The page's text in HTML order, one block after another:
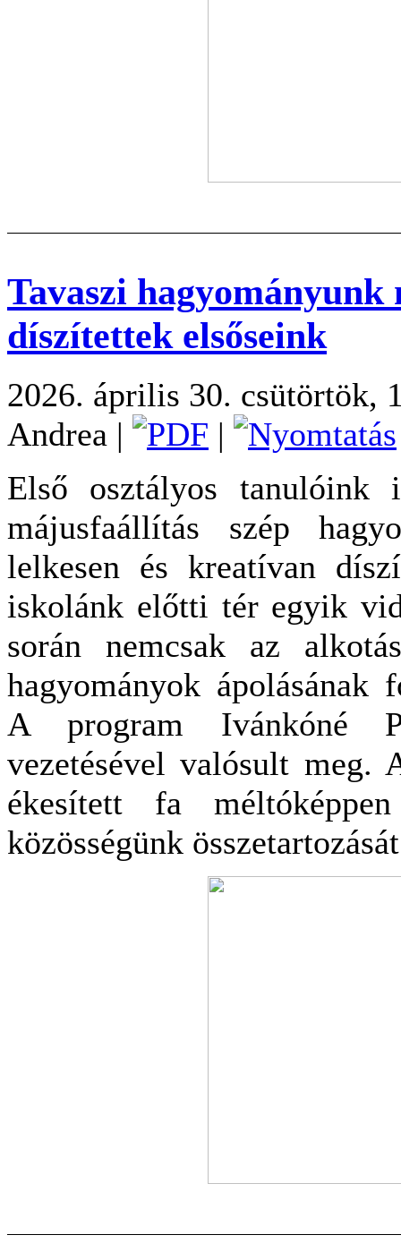
Tavaszi
díszítettek elsőseink
2026. április 30. csütörtök,
Andrea | |
Első osztályos tanulóink
májusfaállítás szép
lelkesen és kreatívan
iskolánk előtti tér egyik
során nemcsak az
hagyományok ápolásának
A program Ivánkóné
vezetésével valósult meg.
ékesített fa
közösségünk